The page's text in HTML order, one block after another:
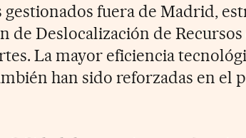
gestionados fuera de Madrid,
de Deslocalización de
La mayor eficiencia
han sido reforzadas en el